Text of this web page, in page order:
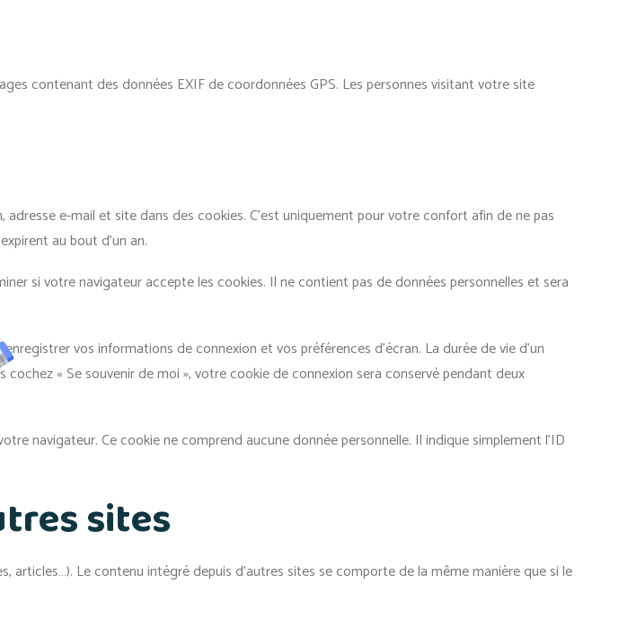
contenant des données EXIF de coordonnées GPS. Les personnes visitant votre site
e-mail et site dans des cookies. C’est uniquement pour votre confort afin de ne pas
au bout d’un an.
si votre navigateur accepte les cookies. Il ne contient pas de données personnelles et sera
vos informations de connexion et vos préférences d’écran. La durée de vie d’un
« Se souvenir de moi », votre cookie de connexion sera conservé pendant deux
navigateur. Ce cookie ne comprend aucune donnée personnelle. Il indique simplement l’ID
sites
Le contenu intégré depuis d’autres sites se comporte de la même manière que si le